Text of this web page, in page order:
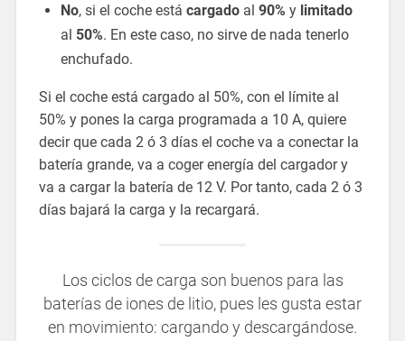
No, si el coche está cargadoal 90% y limitado
al 50%. En este caso, no sirve de nada tenerlo
enchufado.
Si el coche está cargado al 50%, con el límite al
50% y pones la carga programada a 10 A, quiere
decir que cada 2 ó 3 días el coche va a conectar la
batería grande, va a coger energía del cargador y
va a cargar la batería de 12 V. Por tanto, cada 2 ó 3
días bajará la carga y la recargará.
Los ciclos de carga son buenos para las
baterías de iones de litio, pues les gusta estar
en movimiento: cargando y descargándose.